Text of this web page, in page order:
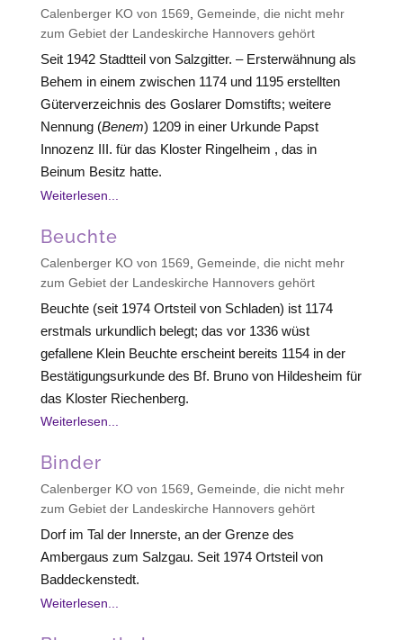
Calenberger KO von 1569 Gemeinde, die nicht mehr
zum Gebiet der Landeskirche Hannovers gehört
Seit 1942 Stadtteil von Salzgitter. – Ersterwähnung als
Behem in einem zwischen 1174 und 1195 erstellten
Güterverzeichnis des Goslarer Domstifts; weitere
Nennung (Benem) 1209 in einer Urkunde Papst
Innozenz III. für das Kloster Ringelheim , das in
Beinum Besitz hatte.
Weiterlesen...
Beuchte
Calenberger KO von 1569 Gemeinde, die nicht mehr
zum Gebiet der Landeskirche Hannovers gehört
Beuchte (seit 1974 Ortsteil von Schladen) ist 1174
erstmals urkundlich belegt; das vor 1336 wüst
gefallene Klein Beuchte erscheint bereits 1154 in der
Bestätigungsurkunde des Bf. Bruno von Hildesheim für
das Kloster Riechenberg.
Weiterlesen...
Binder
Calenberger KO von 1569 Gemeinde, die nicht mehr
zum Gebiet der Landeskirche Hannovers gehört
Dorf im Tal der Innerste, an der Grenze des
Ambergaus zum Salzgau. Seit 1974 Ortsteil von
Baddeckenstedt.
Weiterlesen...